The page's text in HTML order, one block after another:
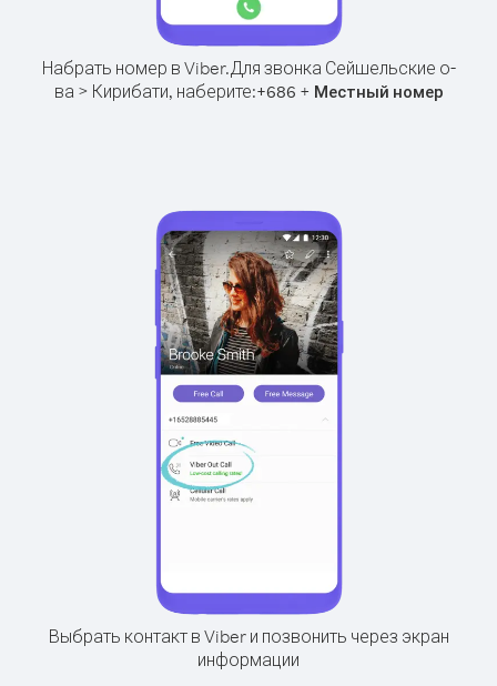
Набрать номер в Viber.Для звонка Сейшельские о-
ва > Кирибати, наберите:+686 + Местный номер
Выбрать контакт в Viber и позвонить через экран
информации